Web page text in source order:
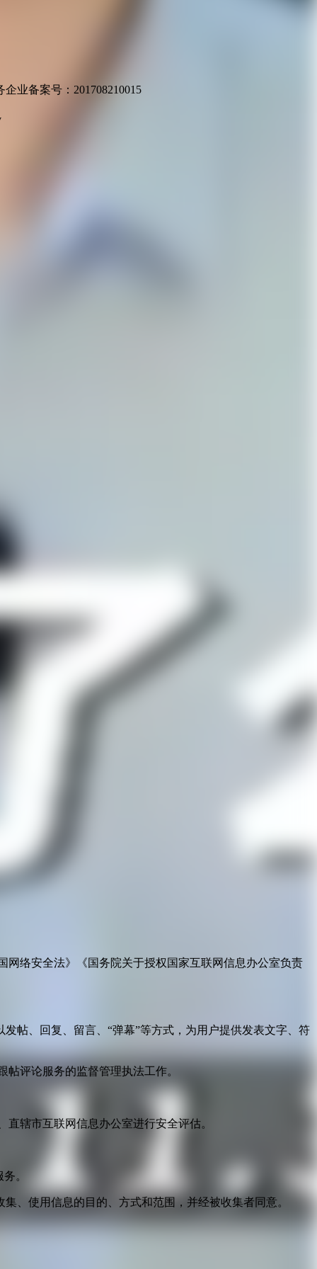
业备案号：201708210015
络安全法》《国务院关于授权国家互联网信息办公室负责
帖、回复、留言、“弹幕”等方式，为用户提供发表文字、符
评论服务的监督管理执法工作。
辖市互联网信息办公室进行安全评估。
。
、使用信息的目的、方式和范围，并经被收集者同意。